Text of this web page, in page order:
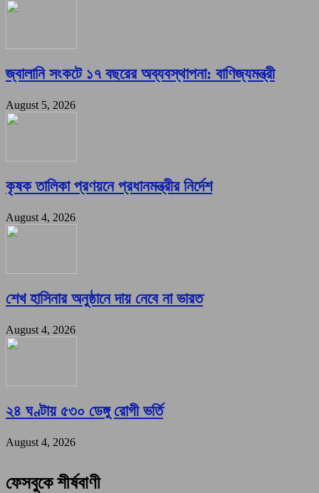
জ্বালানি সংকটে ১৭ বছরের অব্যবস্থাপনা: বাণিজ্যমন্ত্রী
August 5, 2026
কৃষক তালিকা প্রণয়নে প্রধানমন্ত্রীর নির্দেশ
August 4, 2026
শেখ হাসিনার অনুষ্ঠানে দায় নেবে না ভারত
August 4, 2026
২৪ ঘণ্টায় ৫৩০ ডেঙ্গু রোগী ভর্তি
August 4, 2026
ফেসবুকে শীর্ষবাণী